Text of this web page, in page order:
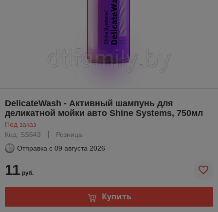
DelicateWash - Активный шампунь для
деликатной мойки авто Shine Systems, 750мл
Под заказ
Код: SS643
Розница
Отправка с 09 августа 2026
11 руб.
Купить